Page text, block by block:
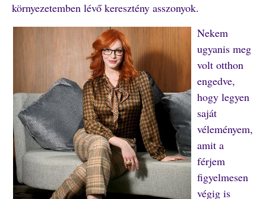
környezetemben lévő keresztény asszonyok.
Nekem
ugyanis meg
volt otthon
engedve,
hogy legyen
saját
véleményem,
amit a
férjem
figyelmesen
végig is